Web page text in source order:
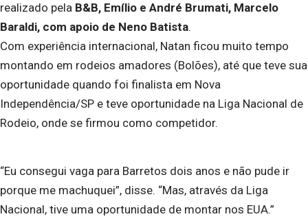
realizado pela B&B, Emílio e André Brumati, Marcelo
Baraldi, com apoio de Neno Batista.
Com experiência internacional, Natan ficou muito tempo
montando em rodeios amadores (Bolões), até que teve sua
oportunidade quando foi finalista em Nova
Independência/SP e teve oportunidade na Liga Nacional de
Rodeio, onde se firmou como competidor.
“Eu consegui vaga para Barretos dois anos e não pude ir
porque me machuquei”, disse. “Mas, através da Liga
Nacional, tive uma oportunidade de montar nos EUA.”